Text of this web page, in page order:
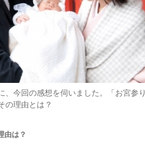
今回の感想を伺いました。「お宮参り
の理由とは？
由は？